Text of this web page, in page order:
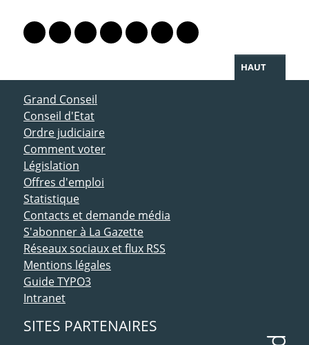
Lien vers le profil Mastodon
Lien vers le profil Bluesky
Lien vers le profil Instagram
Lien vers le profil Linkedin
Lien vers le profil Facebook
Lien vers le profil Twitter
Partager par WhatsApp
HAUT
ACCÈS DIRECT
Grand Conseil
Conseil d'Etat
Ordre judiciaire
Comment voter
Législation
Offres d'emploi
Statistique
Contacts et demande média
S'abonner à La Gazette
Réseaux sociaux et flux RSS
Mentions légales
Guide TYPO3
Intranet
SITES PARTENAIRES